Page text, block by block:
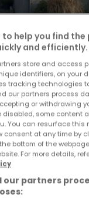
2 Schlafzimmer
2 1 2
to help you find
and efficiently.
store and access
identifiers, on your
tracking technologies
our partners process
or withdrawing
disabled, some content
You can resurface
consent at any time by
bottom of the
For more details,
our partners